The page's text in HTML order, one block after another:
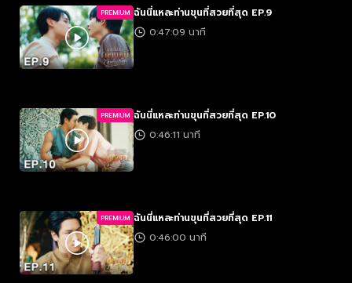
PREMIUM ฉันนี่แหละท่านขุนที่สวยที่สุด EP.9
0:47:09 นาที
PREMIUM ฉันนี่แหละท่านขุนที่สวยที่สุด EP.10
0:46:11 นาที
PREMIUM ฉันนี่แหละท่านขุนที่สวยที่สุด EP.11
0:46:00 นาที